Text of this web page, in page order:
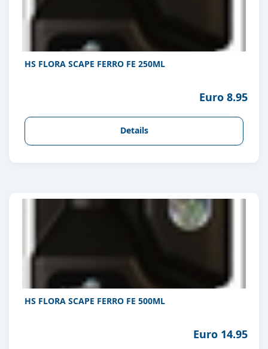
HS FLORA SCAPE FERRO FE 250ML
Euro 8.95
Details
HS FLORA SCAPE FERRO FE 500ML
Euro 14.95